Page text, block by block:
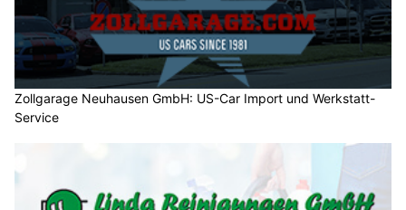
Zollgarage Neuhausen GmbH: US-Car Import und Werkstatt-
Service